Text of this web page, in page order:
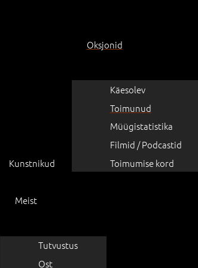
Kunstnikud
Oksjonid
Käesolev
Toimunud
Müügistatistika
Filmid / Podcastid
Toimumise kord
Meist
Tutvustus
Ost